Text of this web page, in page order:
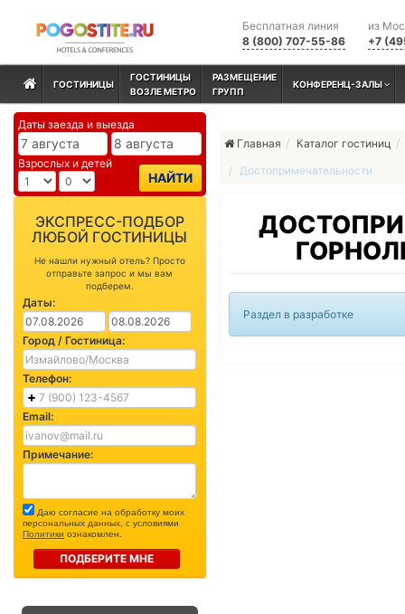
из
+7
Бесплатная линия
8 (800) 707-55-86
ГОСТИНИЦЫ
ГОСТИНИЦЫ
ВОЗЛЕ МЕТРО
РАЗМЕЩЕНИЕ
ГРУПП
КОНФЕРЕНЦ-ЗАЛЫ
Даты заезда и выезда
Взрослых и детей
НАЙТИ
ЭКСПРЕСС-ПОДБОР
ЛЮБОЙ ГОСТИНИЦЫ
Не нашли нужный отель? Просто
отправьте запрос и мы вам
подберем.
Даты:
Город / Гостиница:
Телефон:
Email:
Примечание:
Даю согласие на обработку моих
персональных данных, с условиями
Политики ознакомлен.
ПОДБЕРИТЕ МНЕ
Главная
Каталог гостиниц
Достопримечательности
Раздел в разработке